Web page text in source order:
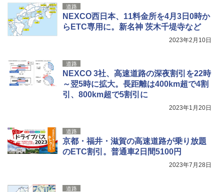
￥3,680
道路
NEXCO西日本、11料金所を4月3日0時か
らETC専用に。新名神 茨木千堤寺など
2023年2月10日
道路
NEXCO 3社、高速道路の深夜割引を22時
～翌5時に拡大。長距離は400km超で4割
引、800km超で5割引に
2023年1月20日
道路
京都・福井・滋賀の高速道路が乗り放題
のETC割引。普通車2日間5100円
2023年7月28日
道路